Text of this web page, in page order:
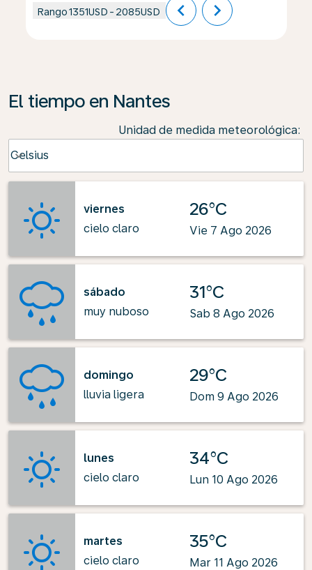
Rango1351USD - 2085USD chevron_left chevron_right
El tiempo en Nantes
Unidad de medida meteorológica:
Celsius
keyboard_arrow_down
viernes
cielo claro
26°C
Vie 7 Ago 2026
sábado
muy nuboso
31°C
Sab 8 Ago 2026
domingo
lluvia ligera
29°C
Dom 9 Ago 2026
lunes
cielo claro
34°C
Lun 10 Ago 2026
martes
cielo claro
35°C
Mar 11 Ago 2026